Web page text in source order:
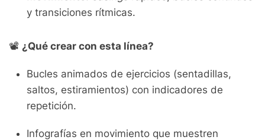
y transiciones rítmicas.
📽️ ¿Qué crear con esta línea?
Bucles animados de ejercicios (sentadillas,
saltos, estiramientos) con indicadores de
repetición.
Infografías en movimiento que muestren